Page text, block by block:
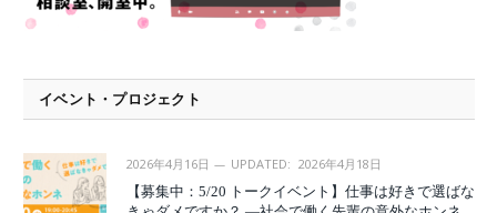
イベント・プロジェクト
2026年4月16日 UPDATED: 2026年4月18日
【募集中：5/20 トークイベント】仕事は好きで選ばな